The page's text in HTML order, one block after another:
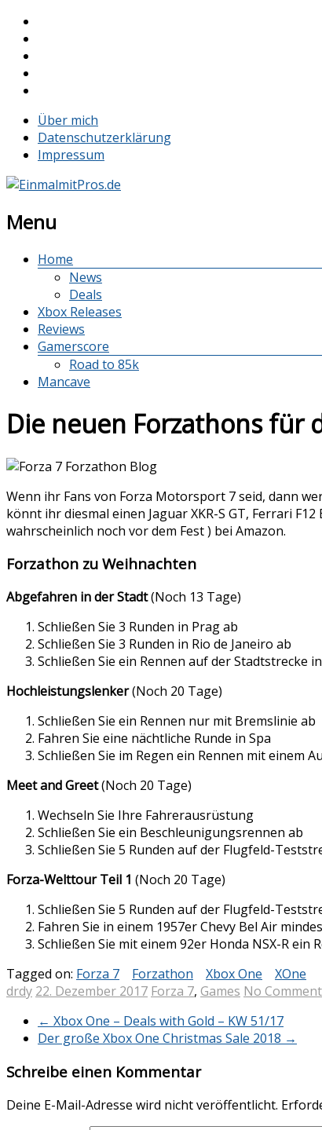
Über mich
Datenschutzerklärung
Impressum
Menu
Home
News
Deals
Xbox Releases
Reviews
Gamerscore
Road to 85k
Mancave
Die neuen Forzathons für
Wenn ihr Fans von Forza Motorsport 7 seid, dann
könnt ihr diesmal einen Jaguar XKR-S GT, Ferrari
wahrscheinlich noch vor dem Fest ) bei Amazon.
Forzathon zu Weihnachten
Abgefahren in der Stadt(Noch 13 Tage)
Schließen Sie 3 Runden in Prag ab
Schließen Sie 3 Runden in Rio de Janeiro ab
Schließen Sie ein Rennen auf der Stadtstrecke
Hochleistungslenker(Noch 20 Tage)
Schließen Sie ein Rennen nur mit Bremslinie ab
Fahren Sie eine nächtliche Runde in Spa
Schließen Sie im Regen ein Rennen mit einem
Meet and Greet(Noch 20 Tage)
Wechseln Sie Ihre Fahrerausrüstung
Schließen Sie ein Beschleunigungsrennen ab
Schließen Sie 5 Runden auf der Flugfeld-
Forza-Welttour Teil 1 (Noch 20 Tage)
Schließen Sie 5 Runden auf der Flugfeld-
Fahren Sie in einem 1957er Chevy Bel Air
Schließen Sie mit einem 92er Honda NSX-R ein
Tagged on: Forza 7 Forzathon Xbox One
XOne
drdy 22. Dezember 2017 Forza 7, Games No
← Xbox One – Deals with Gold – KW 51/17
Der große Xbox One Christmas Sale 2018 →
Schreibe einen Kommentar
Deine E-Mail-Adresse wird nicht veröffentlicht.